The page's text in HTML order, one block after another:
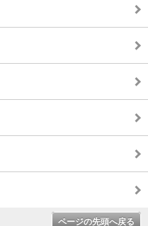
ページの先頭へ戻る